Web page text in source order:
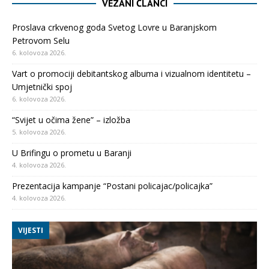
VEZANI ČLANCI
Proslava crkvenog goda Svetog Lovre u Baranjskom
Petrovom Selu
6. kolovoza 2026.
Vart o promociji debitantskog albuma i vizualnom identitetu –
Umjetnički spoj
6. kolovoza 2026.
“Svijet u očima žene” – izložba
5. kolovoza 2026.
U Brifingu o prometu u Baranji
4. kolovoza 2026.
Prezentacija kampanje “Postani policajac/policajka”
4. kolovoza 2026.
VIJESTI